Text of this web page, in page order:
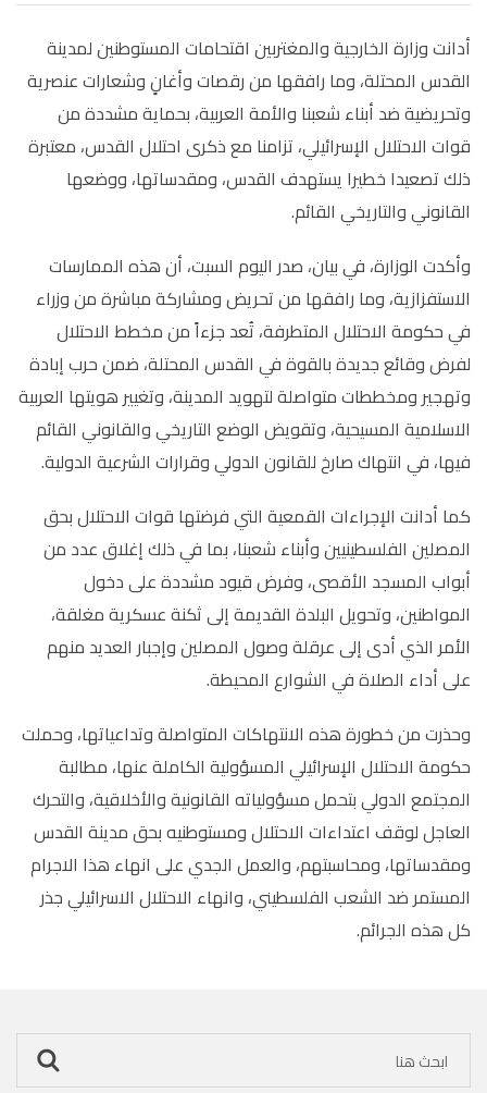
أدانت وزارة الخارجية والمغتربين اقتحامات المستوطنين لمدينة
القدس المحتلة، وما رافقها من رقصات وأغانٍ وشعارات عنصرية
وتحريضية ضد أبناء شعبنا والأمة العربية، بحماية مشددة من
قوات الاحتلال الإسرائيلي، تزامنا مع ذكرى احتلال القدس، معتبرة
ذلك تصعيدا خطيرا يستهدف القدس، ومقدساتها، ووضعها
القانوني والتاريخي القائم.
وأكدت الوزارة، في بيان، صدر اليوم السبت، أن هذه الممارسات
الاستفزازية، وما رافقها من تحريض ومشاركة مباشرة من وزراء
في حكومة الاحتلال المتطرفة، تُعد جزءاً من مخطط الاحتلال
لفرض وقائع جديدة بالقوة في القدس المحتلة، ضمن حرب إبادة
وتهجير ومخططات متواصلة لتهويد المدينة، وتغيير هويتها العربية
الاسلامية المسيحية، وتقويض الوضع التاريخي والقانوني القائم
فيها، في انتهاك صارخ للقانون الدولي وقرارات الشرعية الدولية.
كما أدانت الإجراءات القمعية التي فرضتها قوات الاحتلال بحق
المصلين الفلسطينيين وأبناء شعبنا، بما في ذلك إغلاق عدد من
أبواب المسجد الأقصى، وفرض قيود مشددة على دخول
المواطنين، وتحويل البلدة القديمة إلى ثكنة عسكرية مغلقة،
الأمر الذي أدى إلى عرقلة وصول المصلين وإجبار العديد منهم
على أداء الصلاة في الشوارع المحيطة.
وحذرت من خطورة هذه الانتهاكات المتواصلة وتداعياتها، وحملت
حكومة الاحتلال الإسرائيلي المسؤولية الكاملة عنها، مطالبة
المجتمع الدولي بتحمل مسؤولياته القانونية والأخلاقية، والتحرك
العاجل لوقف اعتداءات الاحتلال ومستوطنيه بحق مدينة القدس
ومقدساتها، ومحاسبتهم، والعمل الجدي على انهاء هذا الاجرام
المستمر ضد الشعب الفلسطيني، وانهاء الاحتلال الاسرائيلي جذر
كل هذه الجرائم.